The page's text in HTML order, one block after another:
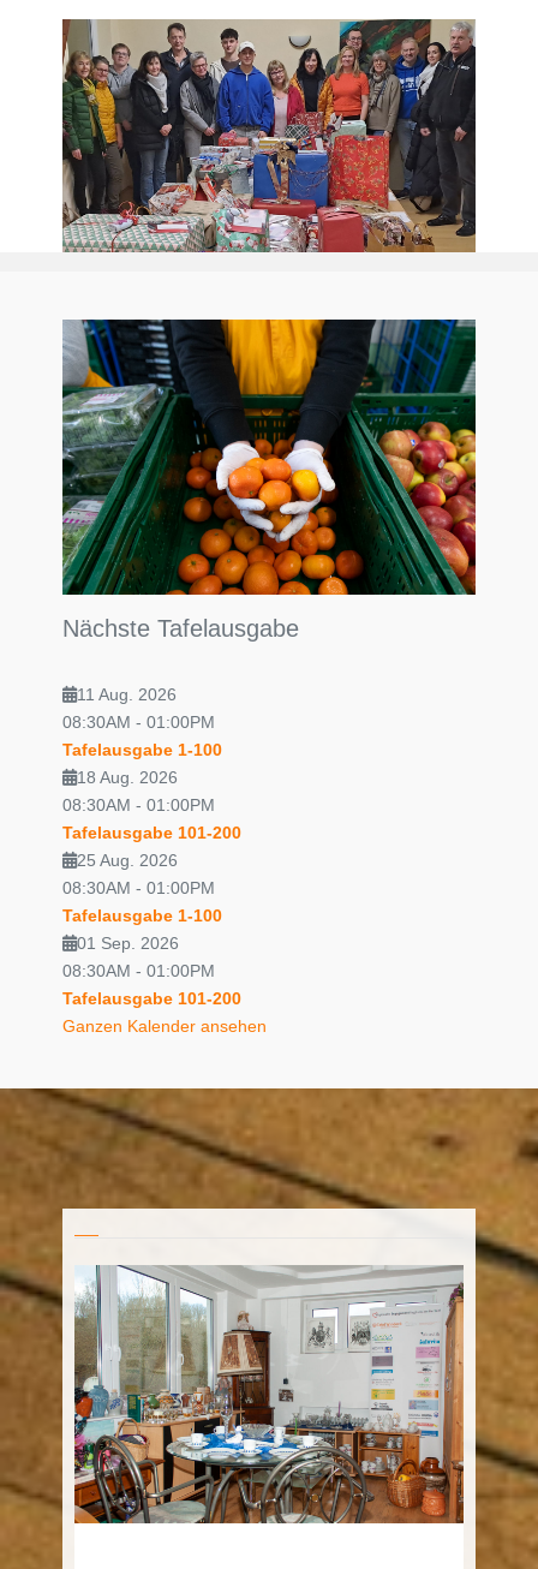
Nächste Tafelausgabe
11 Aug. 2026
08:30AM - 01:00PM
Tafelausgabe 1-100
18 Aug. 2026
08:30AM - 01:00PM
Tafelausgabe 101-200
25 Aug. 2026
08:30AM - 01:00PM
Tafelausgabe 1-100
01 Sep. 2026
08:30AM - 01:00PM
Tafelausgabe 101-200
Ganzen Kalender ansehen